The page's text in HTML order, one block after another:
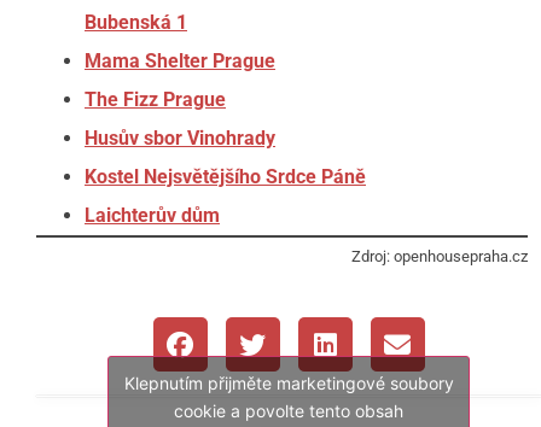
Bubenská 1
Mama Shelter Prague
The Fizz Prague
Husův sbor Vinohrady
Kostel Nejsvětějšího Srdce Páně
Laichterův dům
Zdroj: openhousepraha.cz
Klepnutím přijměte marketingové soubory
cookie a povolte tento obsah